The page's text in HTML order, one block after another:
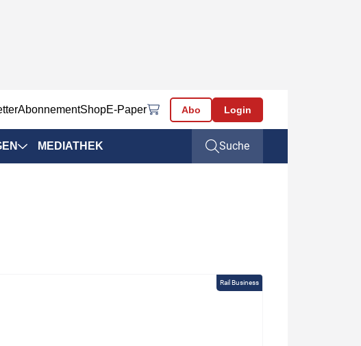
AbonnementShopE-Paper Abo Login
MEDIATHEK Suche
Rail Business